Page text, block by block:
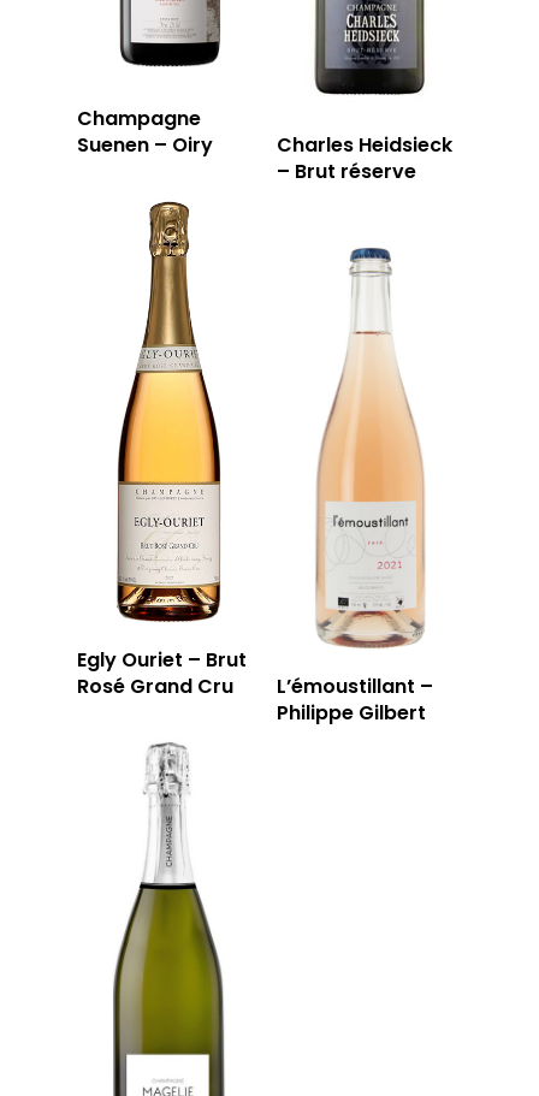
Champagne
Suenen – Oiry
Charles Heidsieck
– Brut réserve
Egly Ouriet – Brut
Rosé Grand Cru
L’émoustillant –
Philippe Gilbert
RÉSERVER
13006 Marseille